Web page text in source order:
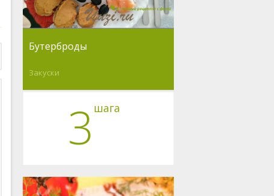
Бутерброды
Закуски
3 шага